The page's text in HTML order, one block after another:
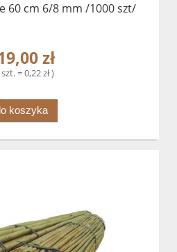
60 cm 6/8 mm /1000 szt/
zł
= 0,22 zł )
koszyka